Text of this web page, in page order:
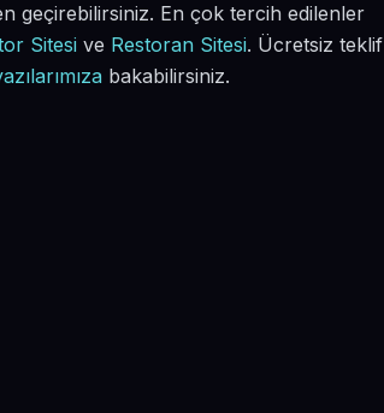
geçirebilirsiniz. En çok tercih edilenler
Sitesi ve Restoran Sitesi. Ücretsiz teklif
bakabilirsiniz.